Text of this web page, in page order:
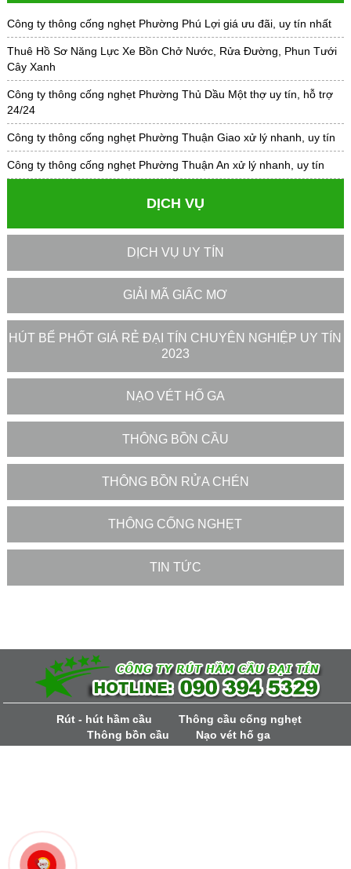
Công ty thông cống nghẹt Phường Phú Lợi giá ưu đãi, uy tín nhất
Thuê Hồ Sơ Năng Lực Xe Bồn Chở Nước, Rửa Đường, Phun Tưới
Cây Xanh
Công ty thông cống nghẹt Phường Thủ Dầu Một thợ uy tín, hỗ trợ
24/24
Công ty thông cống nghẹt Phường Thuận Giao xử lý nhanh, uy tín
Công ty thông cống nghẹt Phường Thuận An xử lý nhanh, uy tín
DỊCH VỤ
DỊCH VỤ UY TÍN
GIẢI MÃ GIẤC MƠ
HÚT BỂ PHỐT GIÁ RẺ ĐẠI TÍN CHUYÊN NGHIỆP UY TÍN
2023
NẠO VÉT HỐ GA
THÔNG BỒN CẦU
THÔNG BỒN RỬA CHÉN
THÔNG CỐNG NGHẸT
TIN TỨC
Rút - hút hầm cầu
Thông cầu cống nghẹt
Thông bồn cầu
Nạo vét hố ga